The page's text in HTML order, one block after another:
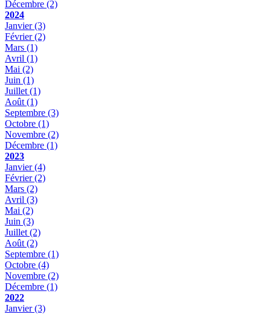
Décembre (2)
2024
Janvier(3)
Février(2)
Mars (1)
Avril (1)
Mai (2)
Juin (1)
Juillet (1)
Août (1)
Septembre (3)
Octobre (1)
Novembre (2)
Décembre (1)
2023
Janvier(4)
Février(2)
Mars (2)
Avril (3)
Mai (2)
Juin (3)
Juillet (2)
Août (2)
Septembre (1)
Octobre (4)
Novembre (2)
Décembre (1)
2022
Janvier(3)